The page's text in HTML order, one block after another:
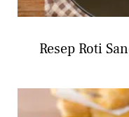
Resep Roti